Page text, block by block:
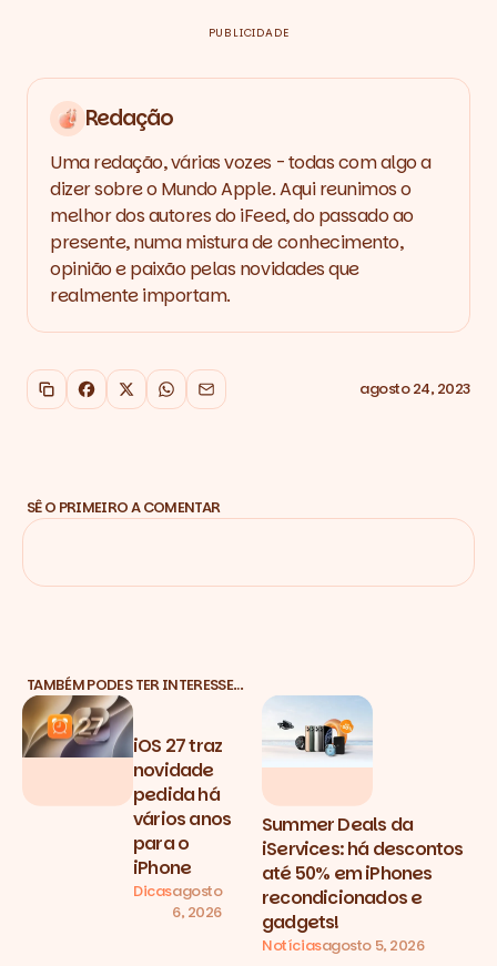
PUBLICIDADE
Redação
Uma redação, várias vozes - todas com algo a
dizer sobre o Mundo Apple. Aqui reunimos o
melhor dos autores do iFeed, do passado ao
presente, numa mistura de conhecimento,
opinião e paixão pelas novidades que
realmente importam.
Copiar link
Facebook
X WhatsApp
Email agosto 24, 2023
SÊ O PRIMEIRO A COMENTAR
TAMBÉM PODES TER INTERESSE…
iOS 27 traz
novidade
pedida há
vários anos
para o
iPhone
Dicasagosto
6, 2026
Summer Deals da
iServices: há descontos
até 50% em iPhones
recondicionados e
gadgets!
Notíciasagosto 5, 2026